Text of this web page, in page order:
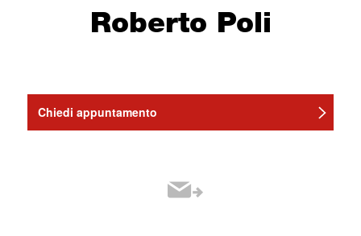
Roberto Poli
Chiedi appuntamento